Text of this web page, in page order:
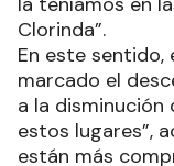
Clorinda”.
En este sentido,
marcado el
a la
estos lugares”,
están más